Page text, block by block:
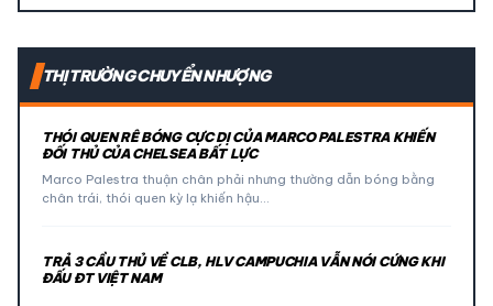
THỊ TRƯỜNG CHUYỂN NHƯỢNG
THÓI QUEN RÊ BÓNG CỰC DỊ CỦA MARCO PALESTRA KHIẾN
ĐỐI THỦ CỦA CHELSEA BẤT LỰC
Marco Palestra thuận chân phải nhưng thường dẫn bóng bằng
chân trái, thói quen kỳ lạ khiến hậu…
TRẢ 3 CẦU THỦ VỀ CLB, HLV CAMPUCHIA VẪN NÓI CỨNG KHI
ĐẤU ĐT VIỆT NAM